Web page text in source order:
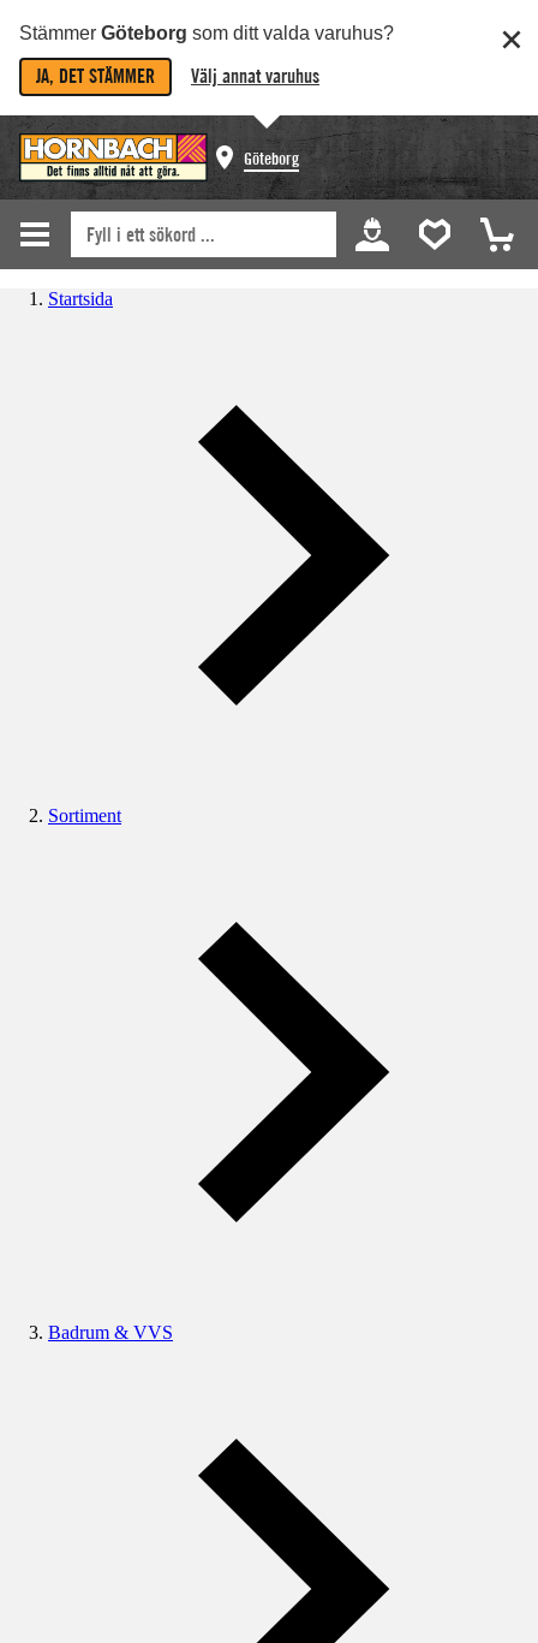
Stämmer Göteborg som ditt valda varuhus?
JA, DET STÄMMER Välj annat varuhus
Göteborg
Startsida
Sortiment
Badrum & VVS